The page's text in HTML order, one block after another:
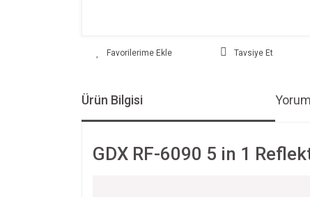
Tavsiye Et
Ürün Bilgisi
GDX RF-6090 5 in 1